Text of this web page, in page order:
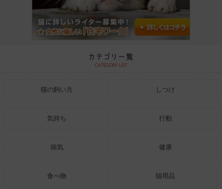
猫の飼い方 しつけ
気持ち 行動
病気 健康
食べ物 猫用品